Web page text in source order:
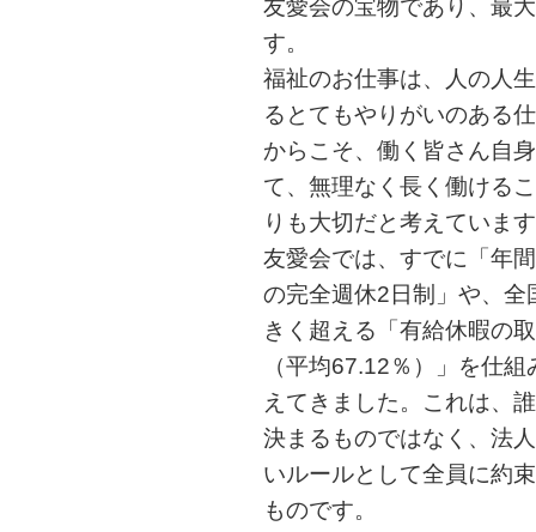
友愛会の宝物であり、最
す。
福祉のお仕事は、人の人
るとてもやりがいのある
からこそ、働く皆さん自
て、無理なく長く働ける
りも大切だと考えていま
友愛会では、すでに「年
の完全週休2日制」や、全
きく超える「有給休暇の
（平均67.12％）」を仕
えてきました。これは、
決まるものではなく、法
いルールとして全員に約
ものです。